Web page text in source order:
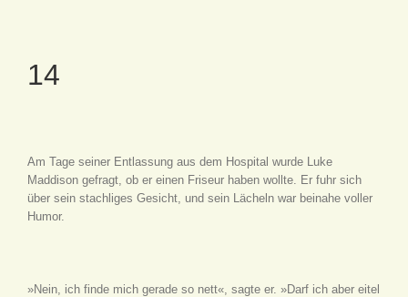
14
Am Tage seiner Entlassung aus dem Hospital wurde Luke
Maddison gefragt, ob er einen Friseur haben wollte. Er fuhr sich
über sein stachliges Gesicht, und sein Lächeln war beinahe voller
Humor.
»Nein, ich finde mich gerade so nett«, sagte er. »Darf ich aber eitel